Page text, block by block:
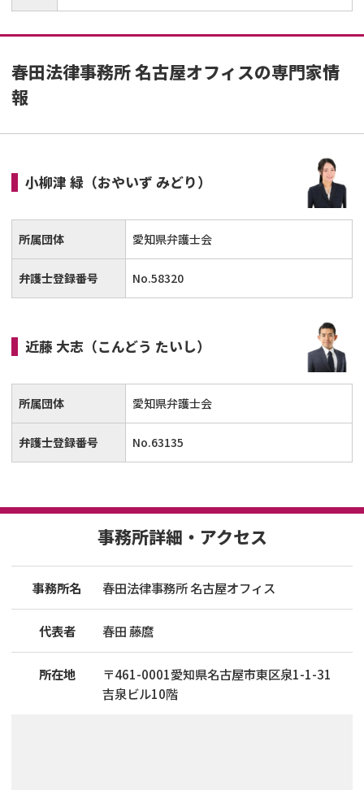
春田法律事務所 名古屋オフィスの専門家情
報
小柳津 緑（おやいず みどり）
所属団体 愛知県弁護士会
弁護士登録番号 No.58320
近藤 大志 （こんどう たいし）
所属団体 愛知県弁護士会
弁護士登録番号 No.63135
事務所詳細・アクセス
事務所名 春田法律事務所 名古屋オフィス
代表者 春田 藤麿
所在地 〒461-0001愛知県名古屋市東区泉1-1-31
吉泉ビル10階